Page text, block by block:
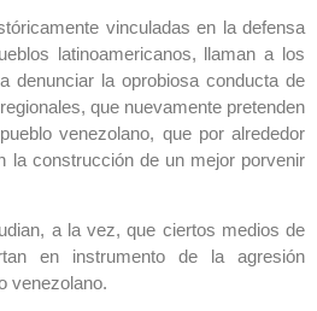
vinculadas en la defensa
latinoamericanos, llaman a los
denunciar la oprobiosa conducta de
que nuevamente pretenden
venezolano, que por alrededor
la construcción de un mejor porvenir
a la vez, que ciertos medios de
en instrumento de la agresión
venezolano.